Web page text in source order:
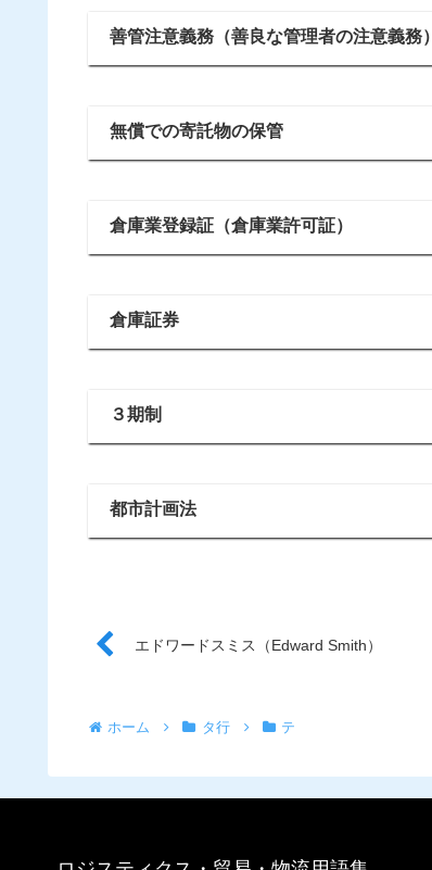
善管注意義務（善良な管理者の注意義務）
無償での寄託物の保管
倉庫業登録証（倉庫業許可証）
倉庫証券
３期制
都市計画法
エドワードスミス（Edward Smith）
ホーム タ行 テ